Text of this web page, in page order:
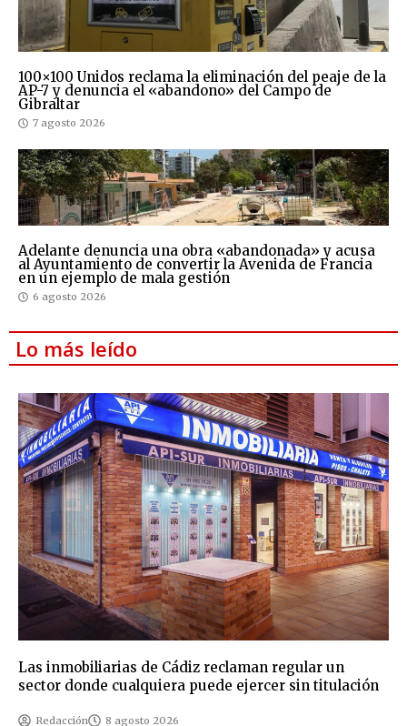
100×100 Unidos reclama la eliminación del peaje de la
AP-7 y denuncia el «abandono» del Campo de
Gibraltar
7 agosto 2026
Adelante denuncia una obra «abandonada» y acusa
al Ayuntamiento de convertir la Avenida de Francia
en un ejemplo de mala gestión
6 agosto 2026
Lo más leído
Las inmobiliarias de Cádiz reclaman regular un
sector donde cualquiera puede ejercer sin titulación
Redacción 8 agosto 2026